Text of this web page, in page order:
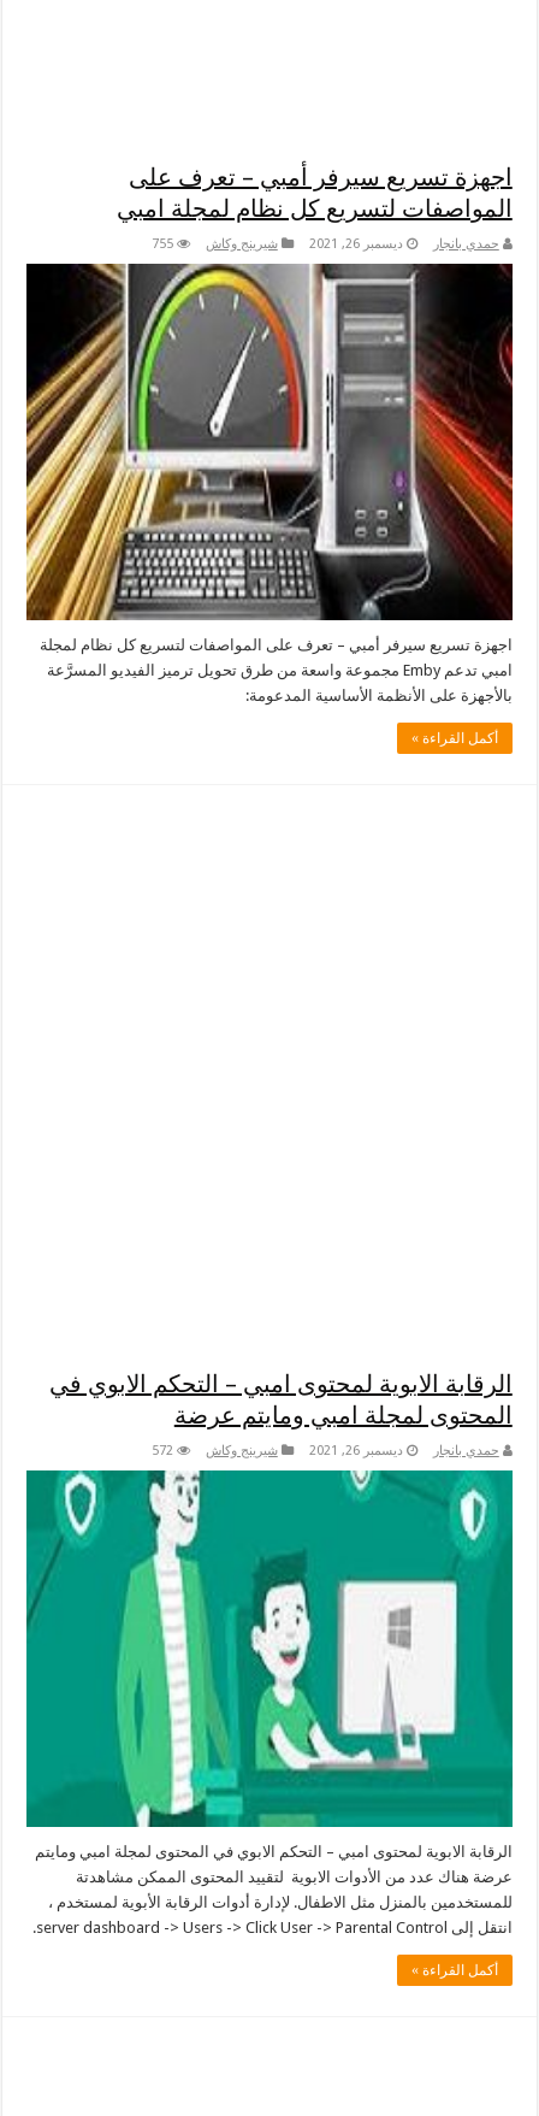
اجهزة تسريع سيرفر أمبي – تعرف على
المواصفات لتسريع كل نظام لمجلة امبي
حمدي بانجار ديسمبر 26, 2021 شيرينج وكاش 755
اجهزة تسريع سيرفر أمبي – تعرف على المواصفات لتسريع كل نظام لمجلة
امبي تدعم Emby مجموعة واسعة من طرق تحويل ترميز الفيديو المسرَّعة
بالأجهزة على الأنظمة الأساسية المدعومة:
أكمل القراءة »
الرقابة الابوية لمحتوى امبي – التحكم الابوي في
المحتوى لمجلة امبي ومايتم عرضة
حمدي بانجار ديسمبر 26, 2021 شيرينج وكاش 572
الرقابة الابوية لمحتوى امبي – التحكم الابوي في المحتوى لمجلة امبي ومايتم
عرضة هناك عدد من الأدوات الابوية لتقييد المحتوى الممكن مشاهدتة
للمستخدمين بالمنزل مثل الاطفال. لإدارة أدوات الرقابة الأبوية لمستخدم ،
انتقل إلى server dashboard -> Users -> Click User -> Parental Control.
أكمل القراءة »